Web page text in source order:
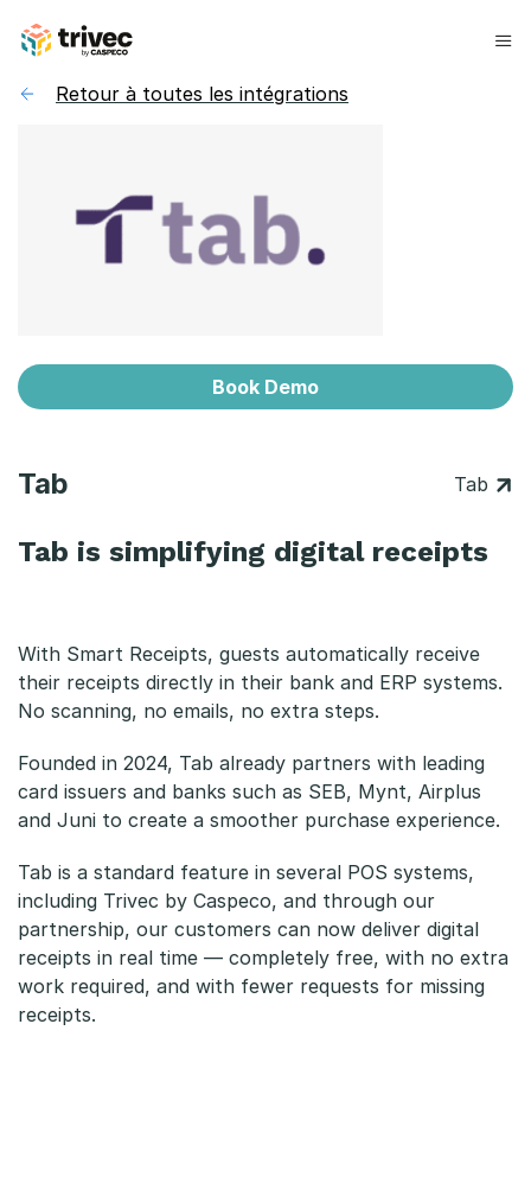
contenu
Retour à toutes les intégrations
Book Demo
Tab Tab
Tab is simplifying digital receipts
With Smart Receipts, guests automatically receive
their receipts directly in their bank and ERP systems.
No scanning, no emails, no extra steps.
Founded in 2024, Tab already partners with leading
card issuers and banks such as SEB, Mynt, Airplus
and Juni to create a smoother purchase experience.
Tab is a standard feature in several POS systems,
including Trivec by Caspeco, and through our
partnership, our customers can now deliver digital
receipts in real time — completely free, with no extra
work required, and with fewer requests for missing
receipts.